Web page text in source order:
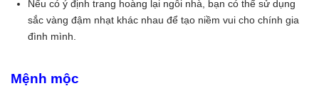
Nếu có ý định trang hoàng lại ngôi nhà, bạn có thể sử dụng
sắc vàng đậm nhạt khác nhau để tạo niềm vui cho chính gia
đình mình.
Mệnh mộc